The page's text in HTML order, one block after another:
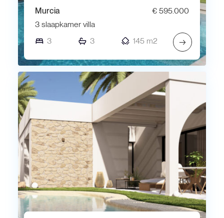
Murcia
€ 595.000
3 slaapkamer villa
3
3 145 m2 →